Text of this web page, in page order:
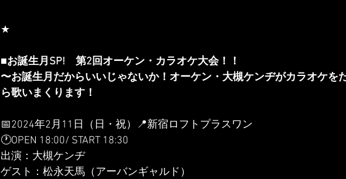
★
■お誕生月SP!　第2回オーケン・カラオケ大会！！
〜お誕生月だからいいじゃないか！オーケン・大槻ケンヂがカラオケを
ら歌いまくります！
📅2024年2月11日（日・祝）📍新宿ロフトプラスワン
🕐OPEN 18:00/ START 18:30
出演：大槻ケンヂ
ゲスト：松永天馬（アーバンギャルド）